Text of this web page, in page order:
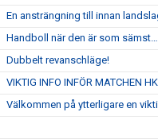
En ansträngning till innan
Handboll när den är som
Dubbelt revanschläge!
VIKTIG INFO INFÖR MATCHEN
Välkommen på ytterligare en